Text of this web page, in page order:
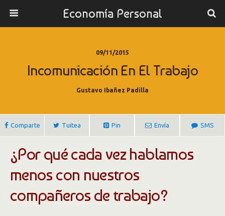
Economía Personal
09/11/2015
Incomunicación En El Trabajo
Gustavo Ibañez Padilla
Comparte Tuitea Pin Envía SMS
¿Por qué cada vez hablamos
menos con nuestros
compañeros de trabajo?